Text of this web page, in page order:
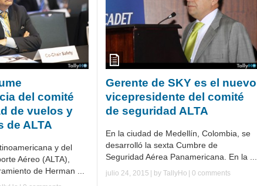
del comité
de vuelos y
de ALTA
y del
Aéreo (ALTA),
de Herman ...
Gerente de SKY es el nuevo
vicepresidente del comité
de seguridad ALTA
En la ciudad de Medellín, Colombia, se
desarrolló la sexta Cumbre de
Seguridad Aérea Panamericana. En la ...
julio 24, 2015 | by TallyHo 0 comments